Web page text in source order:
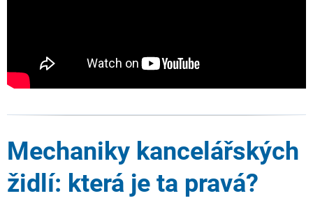
Mechaniky kancelářských
židlí: která je ta pravá?